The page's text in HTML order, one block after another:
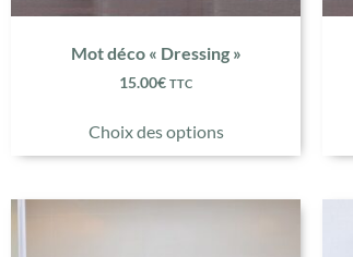
Mot déco « Dressing »
15.00€ TTC
Choix des options